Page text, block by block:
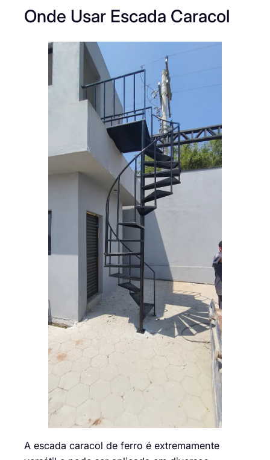
Onde Usar Escada Caracol
A escada caracol de ferro é extremamente